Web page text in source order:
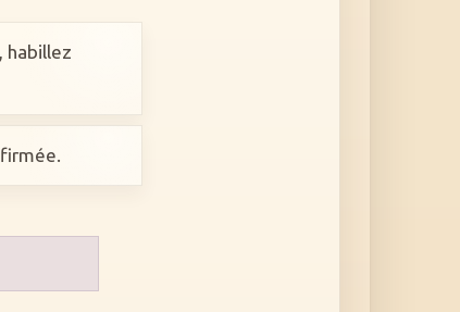
habillez